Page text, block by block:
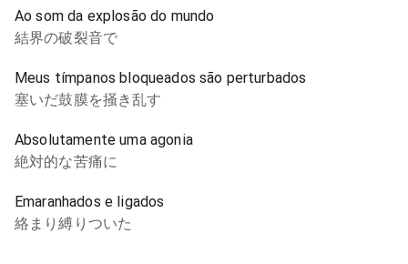
Ao som da explosão do mundo
結界の破裂音で
Meus tímpanos bloqueados são perturbados
塞いだ鼓膜を掻き乱す
Absolutamente uma agonia
絶対的な苦痛に
Emaranhados e ligados
絡まり縛りついた